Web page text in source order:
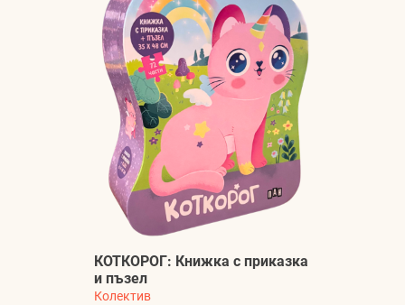
КОТКОРОГ: Книжка с приказка
и пъзел
Колектив